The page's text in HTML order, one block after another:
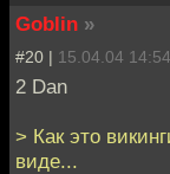
Goblin »
#20 | 15.04.04 14:54
2 Dan
> Как это
виде...